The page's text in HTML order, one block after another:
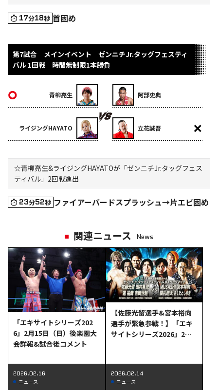
17分18秒 首固め
第7試合 メインイベント ゼンニチJr.タッグフェスティ
バル 1回戦 時間無制限1本勝負
青柳亮生
ライジングHAYATO
阿部史典
立花誠吾
☆青柳亮生&ライジングHAYATOが「ゼンニチJr.タッグフェス
ティバル」2回戦進出
23分52秒 ファイアーバードスプラッシュ→片エビ固め
関連ニュース News
「エキサイトシリーズ202
6」2月15日（日）後楽園大
会詳報&試合後コメント
2026.02.16
ニュース
【佐藤光留選手&宮本裕向
選手が緊急参戦！】「エキ
サイトシリーズ2026」2月1
2026.02.14
ニュース